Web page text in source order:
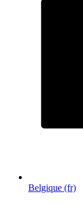
Belgique (fr)